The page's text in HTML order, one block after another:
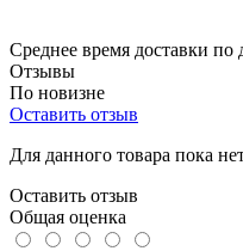
Среднее время доставки по
Отзывы
По новизне
Оставить отзыв
Для данного товара пока
Оставить отзыв
Общая оценка